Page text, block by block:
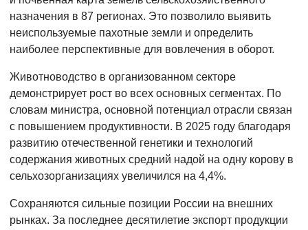
назначения в 87 регионах. Это позволило выявить
неиспользуемые пахотные земли и определить
наиболее перспективные для вовлечения в оборот.
Животноводство в организованном секторе
демонстрирует рост во всех основных сегментах. По
словам министра, основной потенциал отрасли связан
с повышением продуктивности. В 2025 году благодаря
развитию отечественной генетики и технологий
содержания животных средний надой на одну корову в
сельхозорганизациях увеличился на 4,4%.
Сохраняются сильные позиции России на внешних
рынках. За последнее десятилетие экспорт продукции